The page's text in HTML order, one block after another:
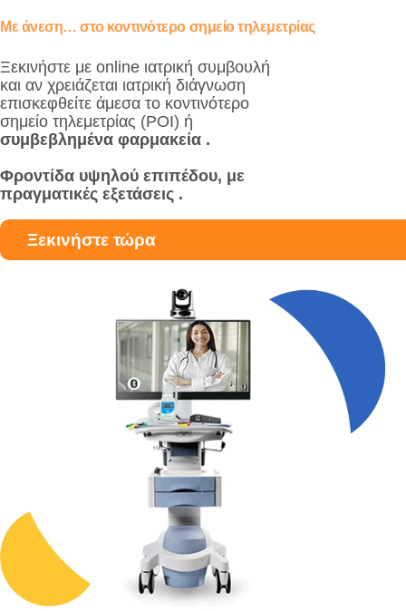
Με άνεση… στο κοντινότερο σημείο τηλεμετρίας
Ξεκινήστε με online ιατρική συμβουλή
και αν χρειάζεται ιατρική διάγνωση
επισκεφθείτε άμεσα το κοντινότερο
σημείο τηλεμετρίας (POI) ή
συμβεβλημένα φαρμακεία .
Φροντίδα υψηλού επιπέδου, με
πραγματικές εξετάσεις .
Ξεκινήστε τώρα